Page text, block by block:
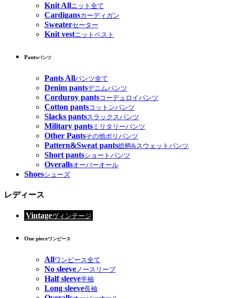
Knit Allニット全て
Cardigansカーディガン
Sweaterセーター
Knit vestニットベスト
Pantsパンツ
Pants Allパンツ全て
Denim pantsデニムパンツ
Corduroy pantsコーデュロイパンツ
Cotton pantsコットンパンツ
Slacks pantsスラックスパンツ
Military pants ミリタリーパンツ
Other Pantsその他ポリパンツ
Pattern&Sweat pants総柄&スウェットパンツ
Short pantsショートパンツ
Overallsオーバーオール
Shoesシューズ
レディース
Vintageヴィンテージ
One pieceワンピース
Allワンピース全て
No sleeveノースリーブ
Half sleeve半袖
Long sleeve長袖